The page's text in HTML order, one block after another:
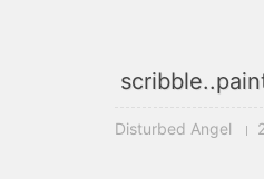
Disturbed Angel